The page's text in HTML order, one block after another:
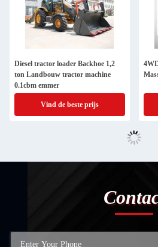
Diesel tractor loader Backhoe 1,2
ton Landbouw tractor machine
0.1cbm emmer
Vind de beste prijs